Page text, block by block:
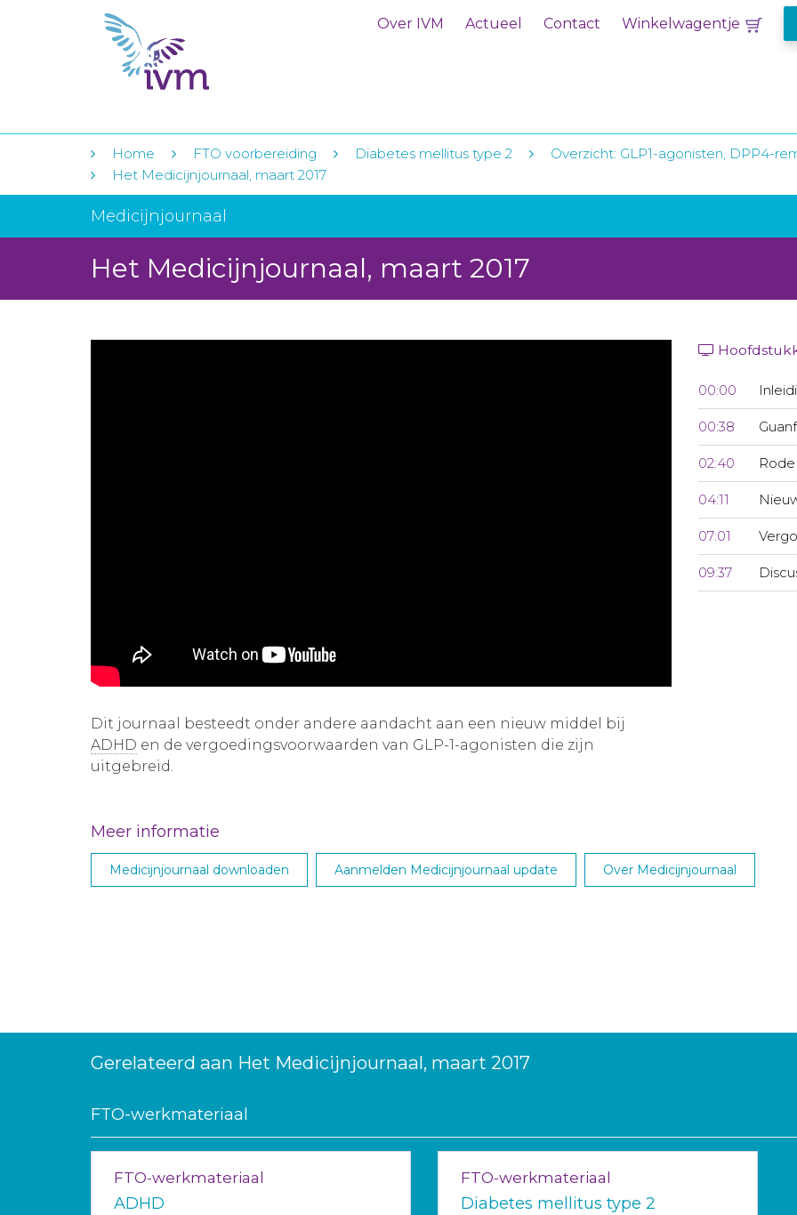
Over IVM Actueel Contact Winkelwagentje
Home FTO voorbereiding Diabetes mellitus type 2
Overzicht: GLP1-agonisten, DPP4-
Het Medicijnjournaal, maart 2017
Medicijnjournaal
Het Medicijnjournaal, maart 2017
00:00
00:38
02:40
04:11
07:01
09:37
Dit journaal besteedt onder andere aandacht aan een nieuw middel bij
ADHD en de vergoedingsvoorwaarden van GLP-1-agonisten die zijn
uitgebreid.
Meer informatie
Medicijnjournaal downloaden Aanmelden Medicijnjournaal update Over Medicijnjournaal
Gerelateerd aan Het Medicijnjournaal, maart 2017
FTO-werkmateriaal
FTO-werkmateriaal
ADHD
FTO-werkmateriaal
Diabetes mellitus type 2